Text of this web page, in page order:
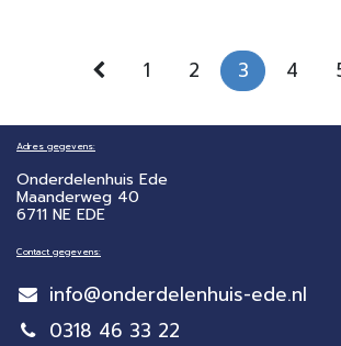
1 2 3 4
Adres gegevens:
Onderdelenhuis Ede
Maanderweg 40
6711 NE EDE
Contact gegevens:
info@onderdelenhuis-ede.nl
0318 46 33 22